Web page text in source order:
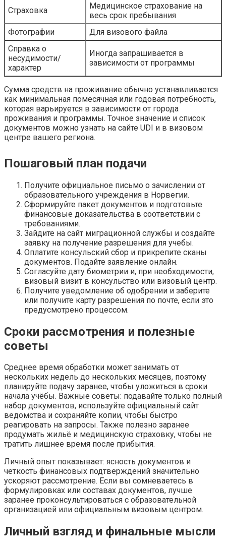
Страховка
Медицинское страхование на
весь срок пребывания
Фотографии
Для визового файла
Справка о
несудимости/
характер
Иногда запрашивается в
зависимости от программы
Сумма средств на проживание обычно устанавливается
как минимальная помесячная или годовая потребность,
которая варьируется в зависимости от города
проживания и программы. Точное значение и список
документов можно узнать на сайте UDI и в визовом
центре вашего региона.
Пошаговый план подачи
Получите официальное письмо о зачислении от
образовательного учреждения в Норвегии.
Сформируйте пакет документов и подготовьте
финансовые доказательства в соответствии с
требованиями.
Зайдите на сайт миграционной службы и создайте
заявку на получение разрешения для учебы.
Оплатите консульский сбор и прикрепите сканы
документов. Подайте заявление онлайн.
Согласуйте дату биометрии и, при необходимости,
визовый визит в консульство или визовый центр.
Получите уведомление об одобрении и заберите
или получите карту разрешения по почте, если это
предусмотрено процессом.
Сроки рассмотрения и полезные
советы
Среднее время обработки может занимать от
нескольких недель до нескольких месяцев, поэтому
планируйте подачу заранее, чтобы уложиться в сроки
начала учёбы. Важные советы: подавайте только полный
набор документов, используйте официальный сайт
ведомства и сохраняйте копии, чтобы быстро
реагировать на запросы. Также полезно заранее
продумать жильё и медицинскую страховку, чтобы не
тратить лишнее время после прибытия.
Личный опыт показывает: ясность документов и
четкость финансовых подтверждений значительно
ускоряют рассмотрение. Если вы сомневаетесь в
формулировках или составах документов, лучше
заранее проконсультироваться с образовательной
организацией или официальным визовым центром.
Личный взгляд и финальные мысли